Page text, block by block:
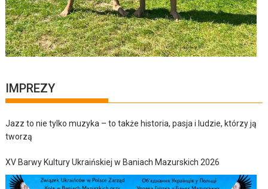
IMPREZY
Jazz to nie tylko muzyka – to także historia, pasja i ludzie, którzy ją
tworzą
XV Barwy Kultury Ukraińskiej w Baniach Mazurskich 2026